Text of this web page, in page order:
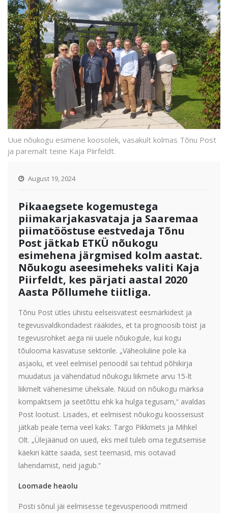
Uue nõukogu esimene koosolek, vasakult kolmas Tõnu Post
ja paremalt teine Kaja Piirfeldt.
August 19, 2024
Pikaaegsete kogemustega
piimakarjakasvataja ja Saaremaa
piimatööstuse eestvedaja Tõnu
Post jätkab ETKÜ nõukogu
esimehena järgmised kolm aastat.
Nõukogu aseesimeheks valiti Kaja
Piirfeldt, kes pärjati aastal 2020
Aasta Põllumehe tiitliga.
Tõnu Post ütles ühistu eelseisvatest eesmärkidest ja
tegevusvaldkondadest rääkides, et ta prognoosib töist ja
tegevusrohket aega nii uuele nõukogule, kui kogu
tõulooma kasvatuse sektorile. „Väheoluline pole ka
asjaolu, et veel eelmisel perioodil sai tehtud põhikirja
muudatus ja vähendatud nõukogu liikmete arvu 15-lt
liikmelt vähenesime üheksale. Nüüd on nõukogu märksa
kompaktsem ja seetõttu ehk ka hulga tegusam,“ avaldas
Post lootust. Lisades, et eelmisest nõukogu koosseisust
jätkab peale tema veel kaks: Targo Pikkmets ja Mihkel
Olt. „Ülejäänud on uued, eks meil tuleb oma tegutsemise
käekiri kätte saada, sest teemasid, mis ootavad
lahendamist, neid jagub.“
Loomade heaolu
Posti sõnul jäi eelmisesse tegevusperioodi mitmeid